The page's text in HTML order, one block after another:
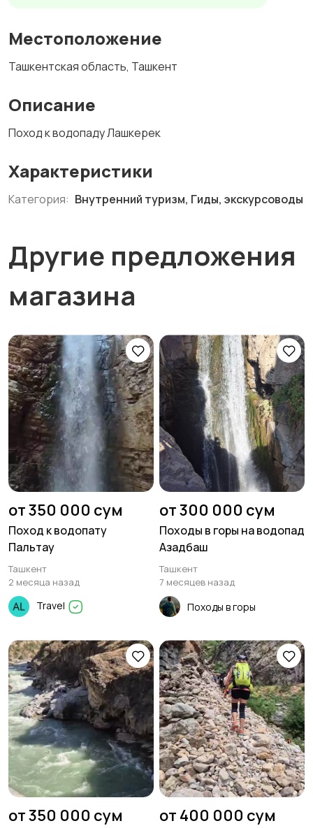
Местоположение
Ташкентская область, Ташкент
Описание
Поход к водопаду Лашкерек
Характеристики
Категория: Внутренний туризм, Гиды, экскурсоводы
Другие предложения
магазина
от 350 000 сум
Поход к водопату
Пальтау
Ташкент
2 месяца назад
Travel
от 300 000 сум
Походы в горы на водопад
Азадбаш
Ташкент
7 месяцев назад
Походы в горы
от 350 000 сум от 400 000 сум